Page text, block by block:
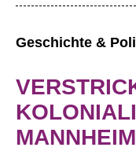
Geschichte &
MANNHEIM